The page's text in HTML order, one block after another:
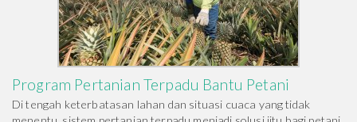
Program Pertanian Terpadu Bantu Petani
Di tengah keterbatasan lahan dan situasi cuaca yang tidak